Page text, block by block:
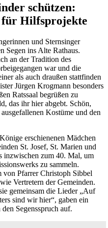
schützen:
für Hilfsprojekte
und Sternsinger
Segen ins Alte Rathaus.
an der Tradition des
war und die
als auch draußen stattfinden
Jürgen Krogmann besonders
Ratssaal begrüßen zu
das ihr hier abgebt. Schön,
Kostüme und den
erschienenen Mädchen
St. Josef, St. Marien und
inzwischen zum 40. Mal, um
zu sammeln.
von Pfarrer Christoph Sibbel
Vertretern der Gemeinden.
gemeinsam die Lieder „Auf
sind wir hier“, gaben ein
Segensspruch auf.